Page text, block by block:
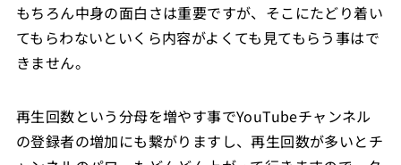
もちろん中身の面白さは重要ですが、そこにたどり着い
てもらわないといくら内容がよくても見てもらう事はで
きません。
再生回数という分母を増やす事でYouTubeチャンネル
の登録者の増加にも繋がりますし、再生回数が多いとチ